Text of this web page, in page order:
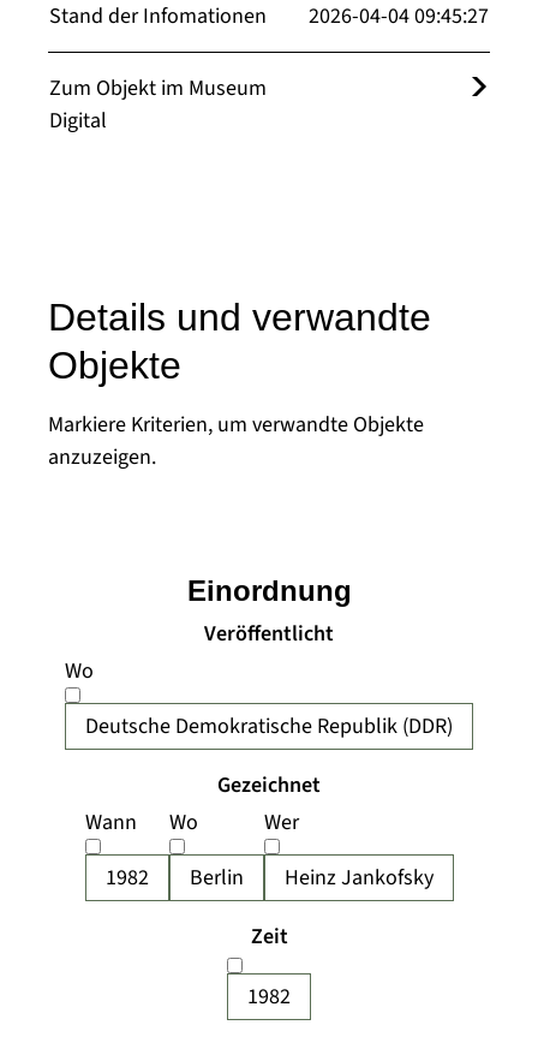
Stand der Infomationen 2026-04-04 09:45:27
Zum Objekt im Museum
Digital
Details und verwandte
Objekte
Markiere Kriterien, um verwandte Objekte
anzuzeigen.
Veröffentlicht
Wo
Deutsche Demokratische Republik (DDR)
Gezeichnet
Wann
1982
Wo
Berlin
Wer
Heinz Jankofsky
Zeit
1982
Einordnung